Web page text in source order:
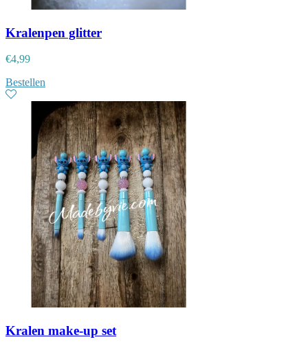
Kralenpen glitter
€4,99
Bestellen
Kralen make-up set